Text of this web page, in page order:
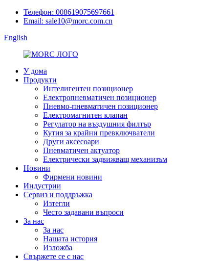
Телефон: 008619075697661
Email: sale10@morc.com.cn
English
У дома
Продукти
Интелигентен позиционер
Електропневматичен позиционер
Пневмо-пневматичен позиционер
Електромагнитен клапан
Регулатор на въздушния филтър
Кутия за крайни превключватели
Други аксесоари
Пневматичен актуатор
Електрически задвижващ механизъм
Новини
Фирмени новини
Индустрии
Сервиз и поддръжка
Изтегли
Често задавани въпроси
За нас
За нас
Нашата история
Изложба
Свържете се с нас